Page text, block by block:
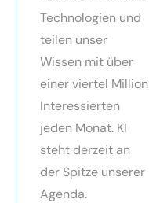
Technologien und
teilen unser
Wissen mit über
einer viertel Million
Interessierten
jeden Monat. KI
steht derzeit an
der Spitze unserer
Agenda.